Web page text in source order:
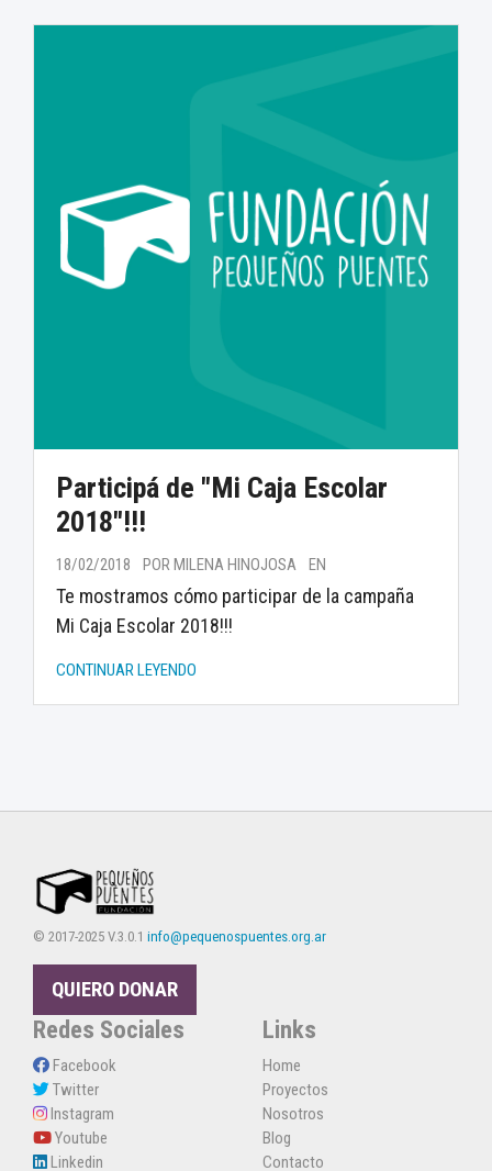
Participá de "Mi Caja Escolar
2018"!!!
18/02/2018 POR MILENA HINOJOSA EN
Te mostramos cómo participar de la campaña
Mi Caja Escolar 2018!!!
CONTINUAR LEYENDO
© 2017-2025 V.3.0.1 info@pequenospuentes.org.ar
QUIERO DONAR
Redes Sociales
Facebook
Twitter
Instagram
Youtube
Linkedin
Links
Home
Proyectos
Nosotros
Blog
Contacto